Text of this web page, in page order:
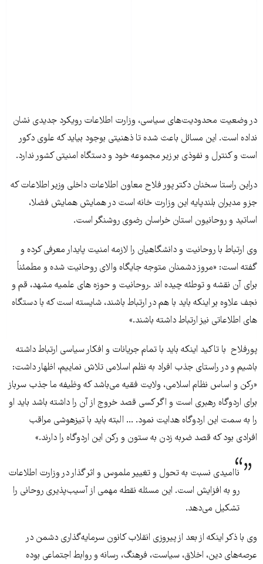
در وضعیت محدودیت‌های سیاسی، وزارت اطلاعات رویکرد جدیدی نشان
نداده است. این مسائل باعث شده تا ذهنیتی بوجود بیاید که علوی دکور
است و کنترل و نفوذی بر زیر مجموعه خود و دستگاه امنیتی کشور ندارد.
دراین راستا سخنان دکتر پور فلاح معاون اطلاعات داخلی وزیر اطلاعات که
جزو مدیران بلندپایه این وزارت خانه است در همایش همایش فضلا،
اساتید و روحانیون استان خراسان رضوی روشنگر است.
وی ارتباط با روحانیت و دانشگاهیان را لازمه امنیت پایدار معرفی کرده و
گفته است: «مروز دشمنان متوجه جایگاه والای روحانیت شده و مطمئناً
برای آن نقشه و توطئه چیده اند .روحانیت و حوزه های علمیه مشهد، قم و
نجف علاوه بر اینکه باید با هم در ارتباط باشند، شایسته است که با دستگاه
های اطلاعاتی نیز ارتباط داشته باشند.»
پورفلاح با تاکید اینکه باید با تمام جریانات و افکار سیاسی ارتباط داشته
باشیم و در راستای جذب افراد به نظم اسلامی تلاش نماییم، اظهار داشت:
«رکن و اساس نظام اسلامی، ولایت فقیه می‌باشد که وظیفه ما جذب سرباز
برای اردوگاه رهبری است و اگر کسی قصد خروج از آن را داشته باشد باید او
را به سمت این اردوگاه هدایت نمود. ... البته باید با تیزهوشی مراقب
افرادی بود که قصد ضربه زدن به ستون و رکن این اردوگاه را دارند.»
ناامیدی نسبت به تحول و تغییر ملموس و اثر گذار در وزارت اطلاعات
رو به افزایش است. این مسئله نقطه مهمی از آسیب‌پذیری روحانی را
تشکیل می‌دهد.
وی با ذکر اینکه از بعد از پیروزی انقلاب کانون سرمایه‌گذاری دشمن در
عرصه‌های دین، اخلاق، سیاست، فرهنگ، رسانه و روابط اجتماعی بوده